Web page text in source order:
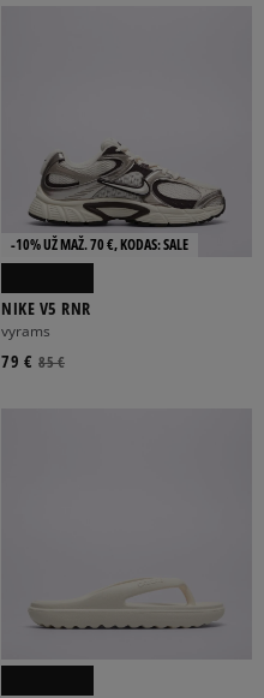
-10% UŽ MAŽ. 70 €, KODAS: SALE
NIKE V5 RNR
vyrams
85 €
79 €